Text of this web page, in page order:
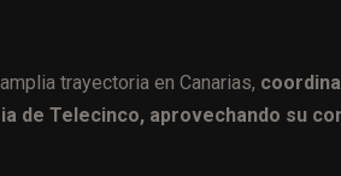
trayectoria en Canarias,
de Telecinco, aprovechando su